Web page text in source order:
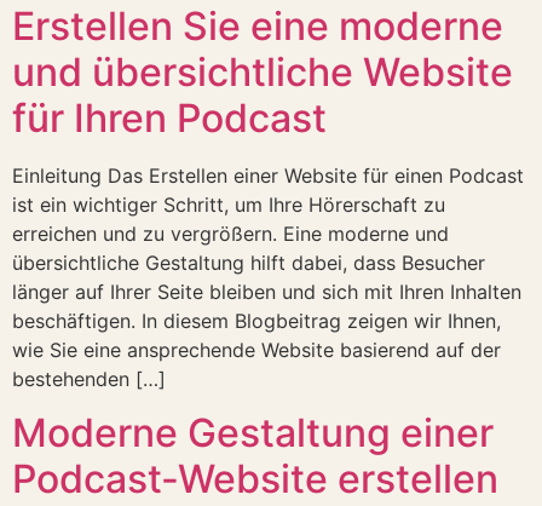
Erstellen Sie eine moderne
und übersichtliche Website
für Ihren Podcast
Einleitung Das Erstellen einer Website für einen Podcast
ist ein wichtiger Schritt, um Ihre Hörerschaft zu
erreichen und zu vergrößern. Eine moderne und
übersichtliche Gestaltung hilft dabei, dass Besucher
länger auf Ihrer Seite bleiben und sich mit Ihren Inhalten
beschäftigen. In diesem Blogbeitrag zeigen wir Ihnen,
wie Sie eine ansprechende Website basierend auf der
bestehenden […]
Moderne Gestaltung einer
Podcast-Website erstellen